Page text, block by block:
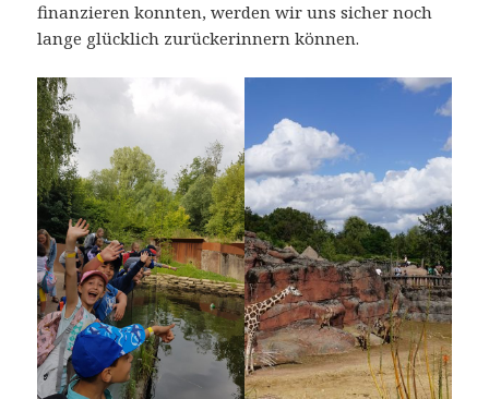
finanzieren konnten, werden wir uns sicher noch
lange glücklich zurückerinnern können.